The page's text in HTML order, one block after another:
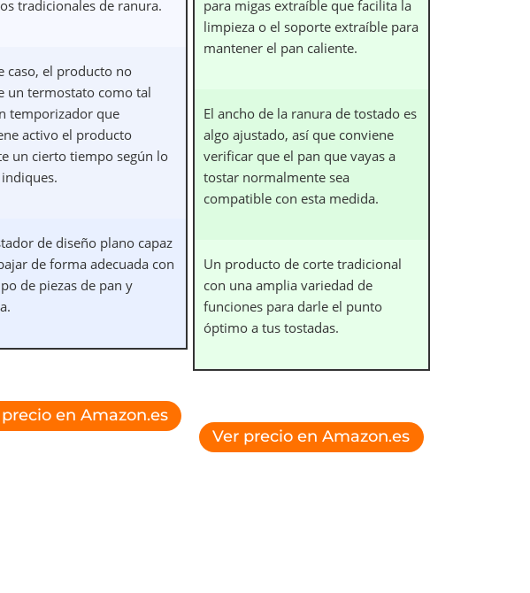
tradicionales de ranura.
caso, el producto no
un termostato como tal
temporizador que
activo el producto
un cierto tiempo según lo
de diseño plano capaz
de forma adecuada con
de piezas de pan y
en Amazon.es
para migas extraíble que facilita la
limpieza o el soporte extraíble para
mantener el pan caliente.
El ancho de la ranura de tostado es
algo ajustado, así que conviene
verificar que el pan que vayas a
tostar normalmente sea
compatible con esta medida.
Un producto de corte tradicional
con una amplia variedad de
funciones para darle el punto
óptimo a tus tostadas.
Ver precio en Amazon.es